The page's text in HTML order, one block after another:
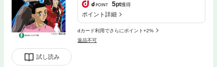
試し読み
5pt獲得
ポイント詳細
dカード利用でさらにポイント+2%
返品不可